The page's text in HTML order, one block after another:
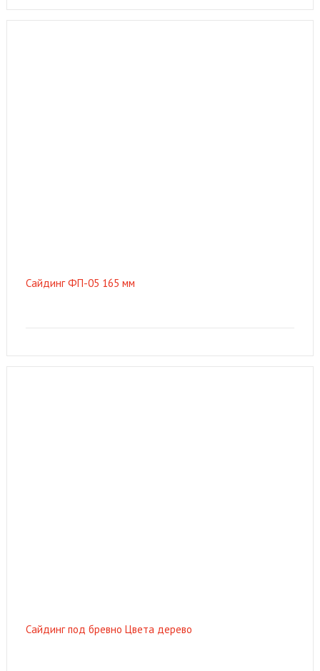
Сайдинг ФП-05 165 мм
Сайдинг под бревно Цвета дерево